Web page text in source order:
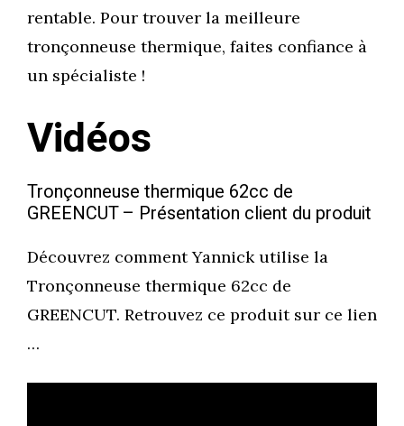
rentable. Pour trouver la meilleure
tronçonneuse thermique, faites confiance à
un spécialiste !
Vidéos
Tronçonneuse thermique 62cc de
GREENCUT – Présentation client du produit
Découvrez comment Yannick utilise la
Tronçonneuse thermique 62cc de
GREENCUT. Retrouvez ce produit sur ce lien
…